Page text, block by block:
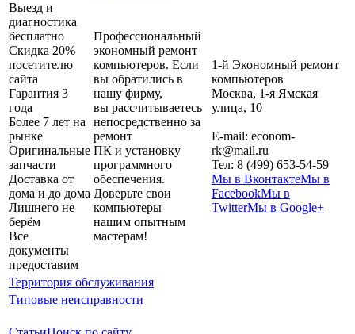
Выезд и
диагностика
бесплатно
Скидка 20%
посетителю
сайта
Гарантия 3
года
Более 7 лет на
рынке
Оригинальные
запчасти
Доставка от
дома и до дома
Лишнего не
берём
Все
документы
предоставим
Профессиональный
экономный ремонт
компьютеров. Если
вы обратились в
нашу фирму,
вы рассчитываетесь
непосредственно за
ремонт
ПК и установку
программного
обеспечения.
Доверьте свои
компьютеры
нашим опытным
мастерам!
1-й Экономный ремонт
компьютеров
Москва, 1-я Ямская
улица, 10
E-mail: econom-
rk@mail.ru
Тел: 8 (499) 653-54-59
Мы в ВконтактеМы в
FacebookМы в
TwitterМы в Google+
Территория обслуживания
Типовые неисправности